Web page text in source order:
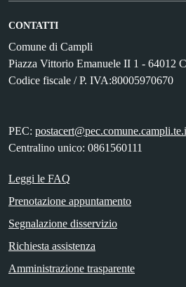
CONTATTI
Comune di Campli
Piazza Vittorio Emanuele II 1 - 64012
Codice fiscale / P. IVA:80005970670
PEC:
Centralino unico: 0861560111
Leggi le FAQ
Prenotazione appuntamento
Segnalazione disservizio
Richiesta assistenza
Amministrazione trasparente